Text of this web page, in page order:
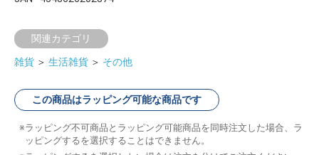
関連カテゴリ
雑貨 ＞ 生活雑貨 ＞ その他
この商品はラッピング可能な商品です
ラッピング不可商品とラッピング可能商品を同時注文した場合、ラ
ッピングするを選択することはできません。